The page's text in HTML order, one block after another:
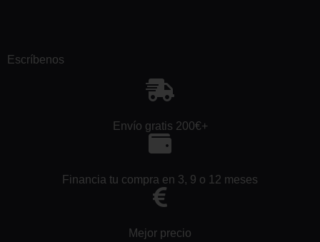
Escríbenos
Envío gratis 200€+
Financia tu compra en 3, 9 o 12 meses
Mejor precio